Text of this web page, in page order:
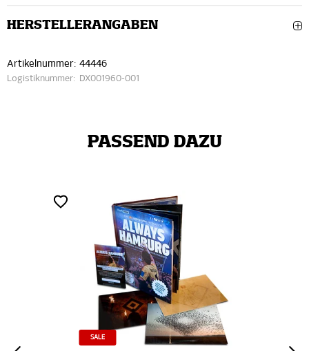
HERSTELLERANGABEN
Artikelnummer: 44446
Logistiknummer: DX001960-001
PASSEND DAZU